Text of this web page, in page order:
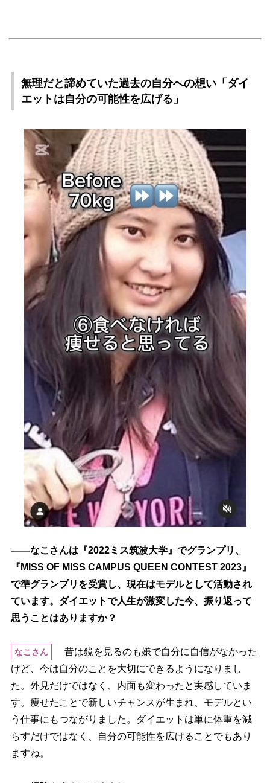
無理だと諦めていた過去の自分への想い「ダイ
エットは自分の可能性を広げる」
――なこさんは『2022ミス筑波大学』でグランプリ、
『MISS OF MISS CAMPUS QUEEN CONTEST 2023』
で準グランプリを受賞し、現在はモデルとして活動され
ています。ダイエットで人生が激変した今、振り返って
思うことはありますか？
なこさん
昔は鏡を見るのも嫌で自分に自信がなかった
けど、今は自分のことを大切にできるようになりまし
た。外見だけではなく、内面も変わったと実感していま
す。痩せたことで新しいチャンスが生まれ、モデルとい
う仕事にもつながりました。ダイエットは単に体重を減
らすだけではなく、自分の可能性を広げることでもあり
ますね。